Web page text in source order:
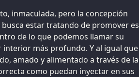
inmaculada, pero la concepción
estar tratando de promover es
de lo que podemos llamar su
más profundo. Y al igual que
amado y alimentado a través de la
como puedan inyectar en sus